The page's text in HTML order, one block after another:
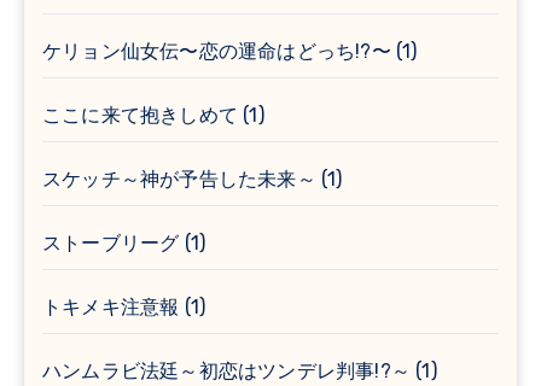
ケリョン仙女伝〜恋の運命はどっち!?〜 (1)
ここに来て抱きしめて (1)
スケッチ～神が予告した未来～ (1)
ストーブリーグ (1)
トキメキ注意報 (1)
ハンムラビ法廷～初恋はツンデレ判事!?～ (1)